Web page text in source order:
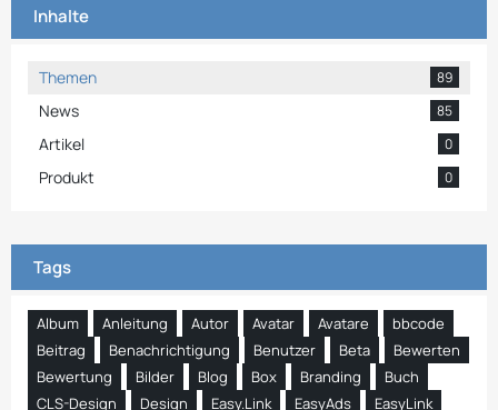
Inhalte
Themen 89
News 85
Artikel 0
Produkt 0
Tags
Album Anleitung Autor Avatar Avatare
bbcode
Beitrag
Benachrichtigung Benutzer Beta
Bewerten
Bewertung
Bilder Blog Box Branding
Buch
CLS-Design
Design Easy.Link EasyAds
EasyLink